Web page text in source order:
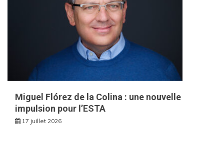
Miguel Flórez de la Colina : une nouvelle
impulsion pour l’ESTA
17 juillet 2026